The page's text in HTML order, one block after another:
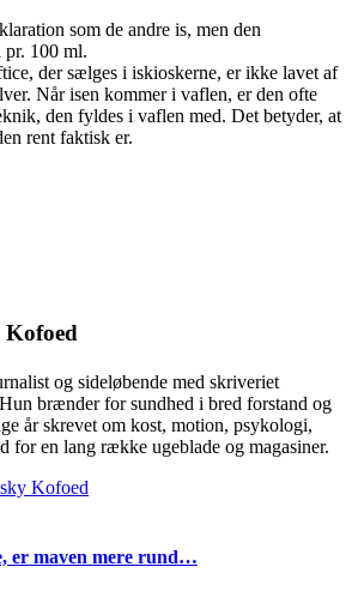
som de andre is, men den
pr. 100 ml.
der sælges i iskioskerne, er ikke lavet af
Når isen kommer i vaflen, er den ofte
den fyldes i vaflen med. Det betyder, at
rent faktisk er.
og sideløbende med skriveriet
brænder for sundhed i bred forstand og
år skrevet om kost, motion, psykologi,
for en lang række ugeblade og magasiner.
Kofoed
er maven mere rund…